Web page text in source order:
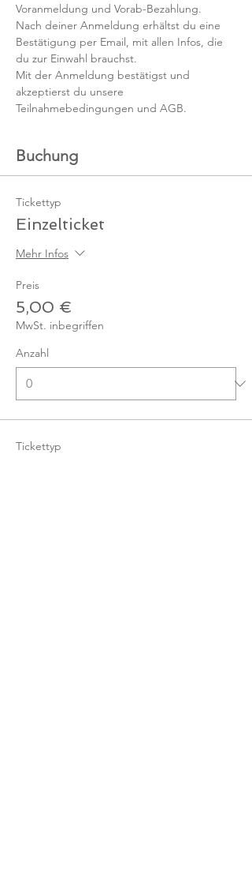
Voranmeldung und Vorab-Bezahlung.
Nach deiner Anmeldung erhältst du eine
Bestätigung per Email, mit allen Infos, die
du zur Einwahl brauchst.
Mit der Anmeldung bestätigst und
akzeptierst du unsere
Teilnahmebedingungen und AGB.
Buchung
Tickettyp
Einzelticket
Mehr Infos
Preis
5,00 €
MwSt. inbegriffen
Anzahl
Tickettyp